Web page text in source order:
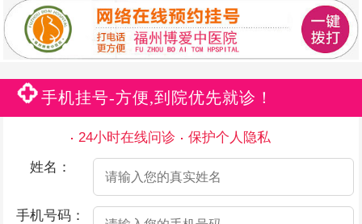
手机挂号-方便,到院优先就诊！
24小时在线问诊
保护个人隐私
姓名：
手机号码：